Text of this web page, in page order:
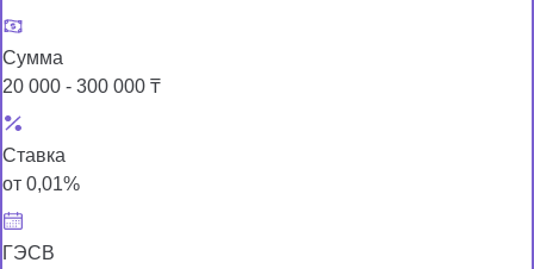
Сумма
20 000 - 300 000 ₸
Ставка
от 0,01%
ГЭСВ